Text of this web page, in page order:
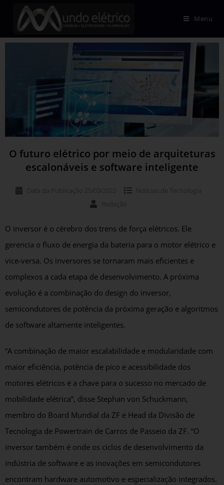
Menu
O futuro elétrico por meio de arquiteturas
escalonáveis e software inteligente
Data da Publicação 25/03/2022 Notícias de
Tecnologia
Redação
O inversor é o cérebro dos trens de força elétricos. Ele
gerencia o fluxo de energia da bateria para o motor elétrico e
vice-versa. Os inversores se tornaram mais eficientes e
complexos a cada etapa de desenvolvimento. A próxima
evolução é a combinação do design do inversor,
semicondutores de potência da próxima geração e algoritmos
de software altamente inteligentes.
“A combinação de maior escalabilidade e modularidade com
maior eficiência, potência de pico e acessibilidade dos
motores elétricos é a chave para o sucesso no mercado de
mobilidade elétrica”, disse Stephan von Schuckmann,
membro do Board Mundial da ZF e Head da Divisão de
Tecnologia de Powertrain de Carros de Passeio da ZF. “O
inversor também é onde os ciclos de desenvolvimento da
indústria de software e as inovações em semicondutores
encontram hardware automotivo e especialização integrados.